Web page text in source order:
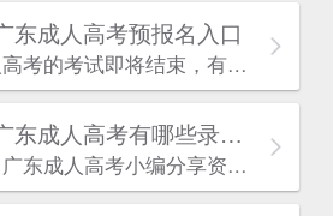
东成人高考预报名入口
广东成人高考的考试即将结束，有一些考生可能因为某种原因忘记报考今年的广东成人高考，不过没有关系，因为考生也可以为明年的广东成人高考报名做好准备，考生可阅读本文了解详情：
2025年广东成人高考有哪些录取的流程？
【导读】广东成人高考​小编分享资讯：“2024年广东成人高考有哪些录取的流程?“相关内容。最近广东成人高考报名已经结束，广东成人高考考试也快开始了。许多同学对于广东成人高考有一些疑问，针对这些疑问，下面小编就来为大家解答一下，到底是怎么一回事呢?下面就一起来看看吧!